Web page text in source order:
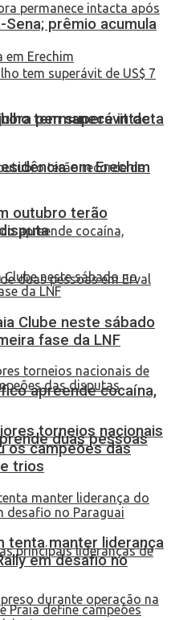
permanece intacta
em Erechim
apreende cocaína,
duas pessoas
prêmio acumula
tem superávit de
outubro terão
Clube neste sábado
fase da LNF
torneios nacionais
os campeões das
trios
tenta manter liderança
em desafio no